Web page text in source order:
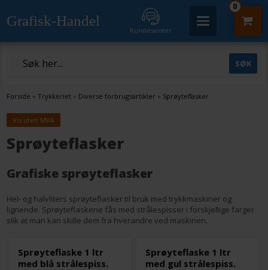
Grafisk-Handel
Kundesenter
0
Forside » Trykkeriet » Diverse forbrugsartikler » Sprøyteflasker
Vis uten MVA
Sprøyteflasker
Grafiske sprøyteflasker
Hel- og halvliters sprøyteflasker til bruk med trykkmaskiner og
lignende. Sprøyteflaskene fås med strålespisser i forskjellige farger
slik at man kan skille dem fra hverandre ved maskinen.
Sprøyteflaske 1 ltr
med blå strålespiss.
Sprøyteflaske 1 ltr
med gul strålespiss.